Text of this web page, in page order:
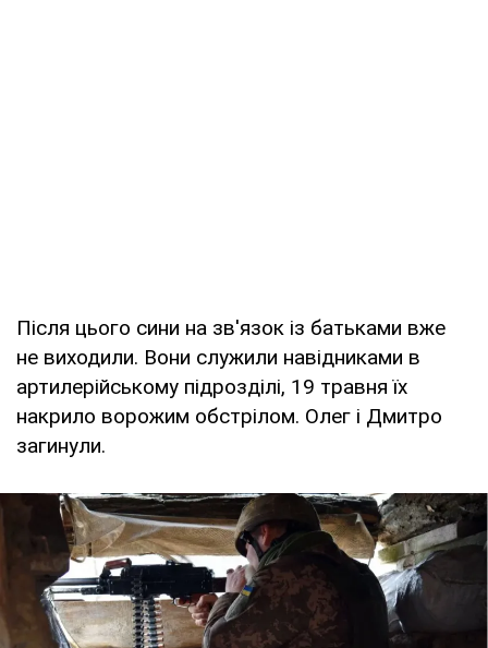
Після цього сини на зв'язок із батьками вже
не виходили. Вони служили навідниками в
артилерійському підрозділі, 19 травня їх
накрило ворожим обстрілом. Олег і Дмитро
загинули.